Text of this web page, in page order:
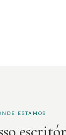
ESTAMOS